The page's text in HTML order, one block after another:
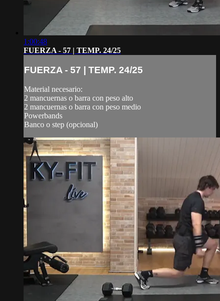
1:00:48
FUERZA - 57 | TEMP. 24/25
FUERZA - 57 | TEMP. 24/25
Material necesario:
2 mancuernas o barra con peso alto
2 mancuernas o barra con peso medio
Powerbands
Banco o step (opcional)